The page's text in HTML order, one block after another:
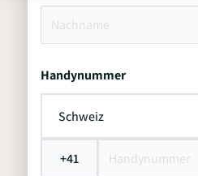
Handynummer
Schweiz
+41